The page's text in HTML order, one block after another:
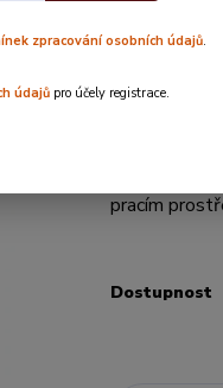
Ručníky
zajišťuje
tyto ručníky
kvality
pracím
Dostupnost
zpracování osobních údajů.
údajů pro účely registrace.